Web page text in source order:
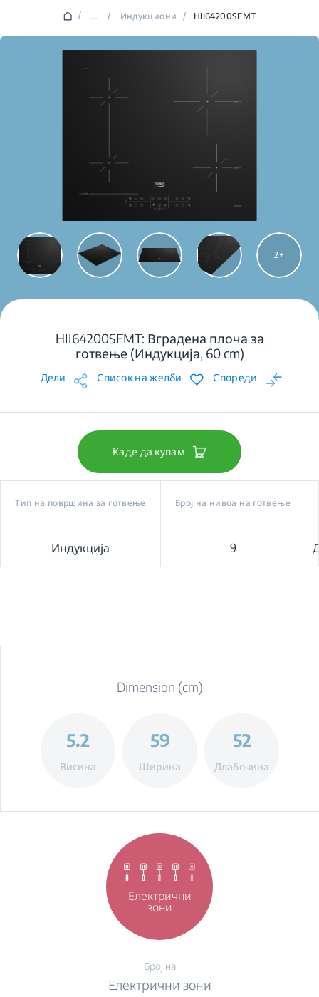
/ ... / Индукциони / HII64200SFMT
2
HII64200SFMT: Вградена плоча за
готвење (Индукција, 60 cm)
Дели Список на желби Спореди
Каде да купам
Тип на површина за готвење
Индукција
Број на нивоа на готвење
9
Dimension (cm)
5.2
Висина
59
Ширина
52
Длабочина
Електрични
зони
Број на
Електрични зони